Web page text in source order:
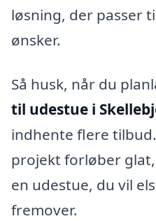
løsning, der passer
ønsker.
Så husk, når du
til udestue i
indhente flere
projekt forløber
en udestue, du vil
fremover.